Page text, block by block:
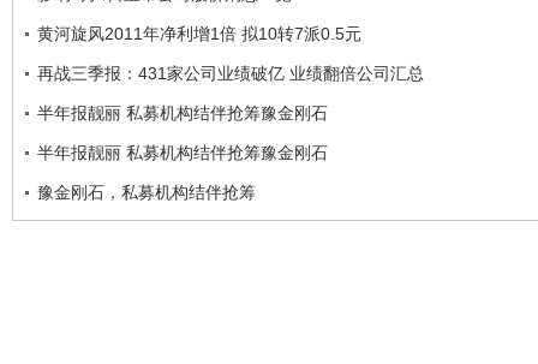
黄河旋风2011年净利增1倍 拟10转7派0.5元
再战三季报：431家公司业绩破亿 业绩翻倍公司汇总
半年报靓丽 私募机构结伴抢筹豫金刚石
半年报靓丽 私募机构结伴抢筹豫金刚石
豫金刚石，私募机构结伴抢筹